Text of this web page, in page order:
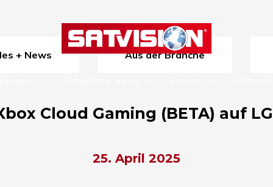
+ News Aus der Branche
Cloud Gaming (BETA) auf
25. April 2025